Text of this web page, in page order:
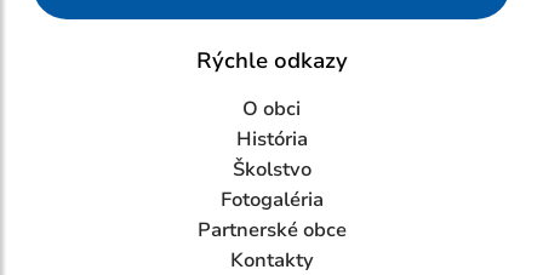
Rýchle odkazy
O obci
História
Školstvo
Fotogaléria
Partnerské obce
Kontakty